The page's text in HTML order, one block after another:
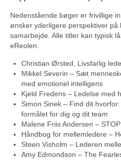
Nedenstående bøger er frivillige
ønsker yderligere perspektiver på
samarbejde. Alle titler kan typisk
eReolen:
Christian Ørsted, Livsfarlig
Mikkel Severin – Sæt
med emotionel intelligens
Kjeld Fredens – Ledelse med
Simon Sinek – Find dit
formålet for dig og dit team
Malene Friis Andersen –
Håndbog for mellemledere –
Steen Visholm – Lederen
Amy Edmondson – The